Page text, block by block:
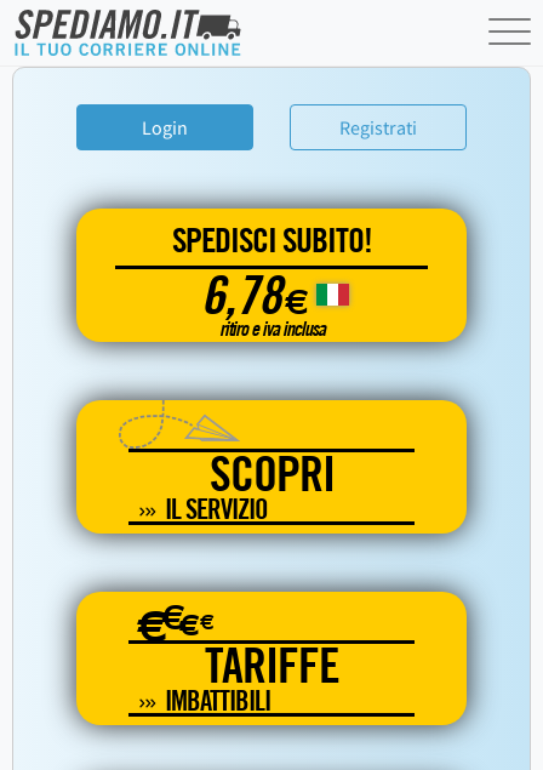
Login Registrati
SPEDISCI SUBITO!
6,78€
ritiro e iva inclusa
SCOPRI
IL SERVIZIO
€€€€
TARIFFE
IMBATTIBILI